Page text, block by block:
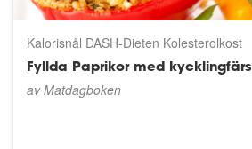
Kalorisnål DASH-Dieten Kolesterolkost
Fyllda Paprikor med kycklingfärs
avMatdagboken